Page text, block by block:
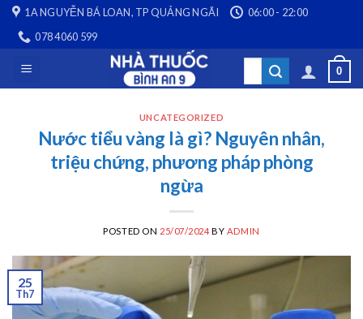
Skip
content
1A NGUYỄN BÁ LOAN, TP QUẢNG NGÃI
06:00 - 22:00
078 4060 599
Search
0
UNCATEGORIZED
Nước tiểu vàng là gì? Nguyên nhân,
triệu chứng, phương pháp phòng
ngừa
POSTED ON 25/07/2024 BY ADMIN
25
Th7